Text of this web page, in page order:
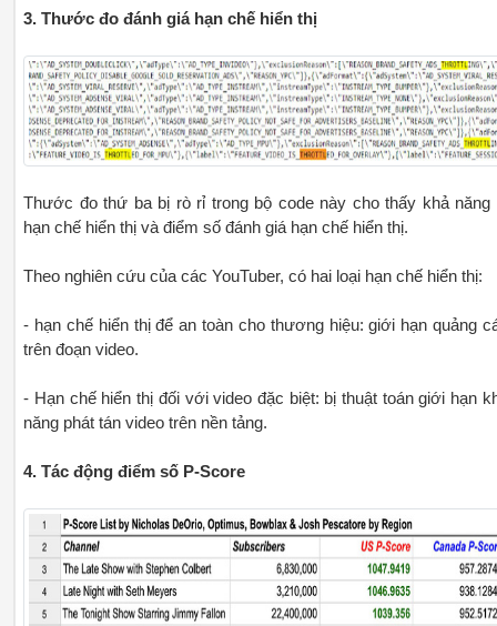
3. Thước đo đánh giá hạn chế hiển thị
Thước đo thứ ba bị rò rỉ trong bộ code này cho thấy khả năng
hạn chế hiển thị và điểm số đánh giá hạn chế hiển thị.
Theo nghiên cứu của các YouTuber, có hai loại hạn chế hiển thị:
- hạn chế hiển thị để an toàn cho thương hiệu: giới hạn quảng
trên đoạn video.
- Hạn chế hiển thị đối với video đặc biệt: bị thuật toán giới hạn
năng phát tán video trên nền tảng.
4. Tác động điểm số P-Score